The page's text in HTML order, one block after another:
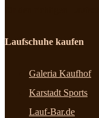
Laufschuhe kaufen
Galeria Kaufhof
Karstadt Sports
Lauf-Bar.de